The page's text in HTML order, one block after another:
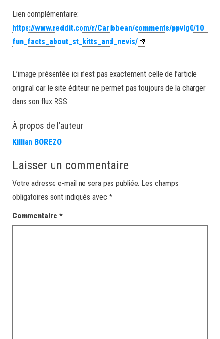
Lien complémentaire:
https://www.reddit.com/r/Caribbean/comments/ppvig0/10_
fun_facts_about_st_kitts_and_nevis/
L’image présentée ici n’est pas exactement celle de l’article
original car le site éditeur ne permet pas toujours de la charger
dans son flux RSS.
À propos de l’auteur
Killian BOREZO
Laisser un commentaire
Votre adresse e-mail ne sera pas publiée. Les champs
obligatoires sont indiqués avec *
Commentaire *